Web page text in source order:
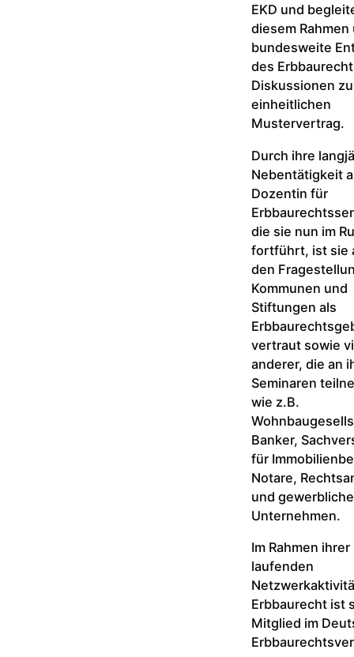
EKD und
diesem Rahmen
bundesweite
des
Diskussionen
einheitlichen
Mustervertrag.
Durch ihre
Nebentätigkeit
Dozentin für
die sie nun im
fortführt, ist sie
den
Kommunen und
Stiftungen als
vertraut sowie
anderer, die an
Seminaren
wie z.B.
Banker,
für
Notare,
und
Unternehmen.
Im Rahmen ihrer
laufenden
Erbbaurecht ist
Mitglied im